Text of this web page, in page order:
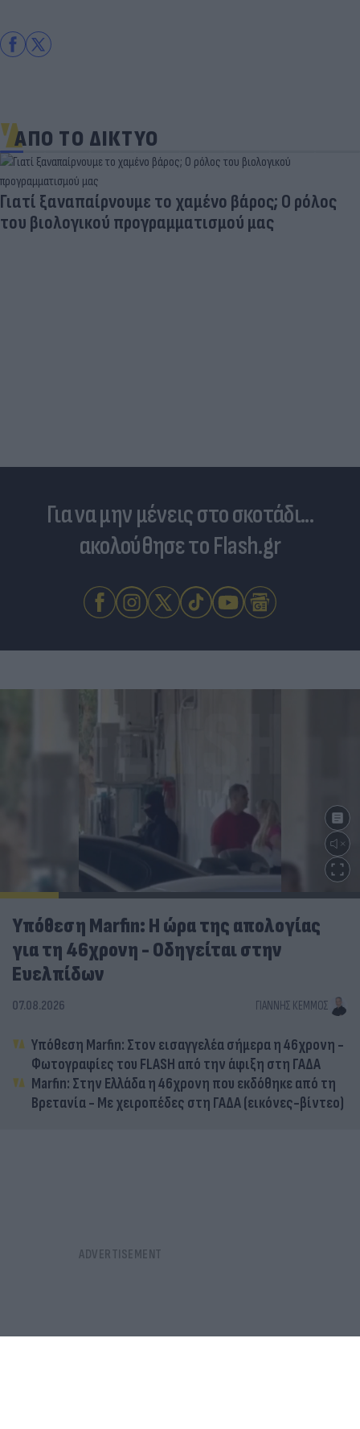
ΑΠΟ ΤΟ ΔΙΚΤΥΟ
Γιατί ξαναπαίρνουμε το χαμένο βάρος; Ο ρόλος
του βιολογικού προγραμματισμού μας
Για να μην μένεις στο σκοτάδι...
ακολούθησε το Flash.gr
Υπόθεση Marfin: Η ώρα της απολογίας
για τη 46χρονη - Οδηγείται στην
Ευελπίδων
07.08.2026 ΓΙΆΝΝΗΣ ΚΈΜΜΟΣ
Υπόθεση Marfin: Στον εισαγγελέα σήμερα η 46χρονη -
Φωτογραφίες του FLASH από την άφιξη στη ΓΑΔΑ
Marfin: Στην Ελλάδα η 46χρονη που εκδόθηκε από τη
Βρετανία - Με χειροπέδες στη ΓΑΔΑ (εικόνες-βίντεο)